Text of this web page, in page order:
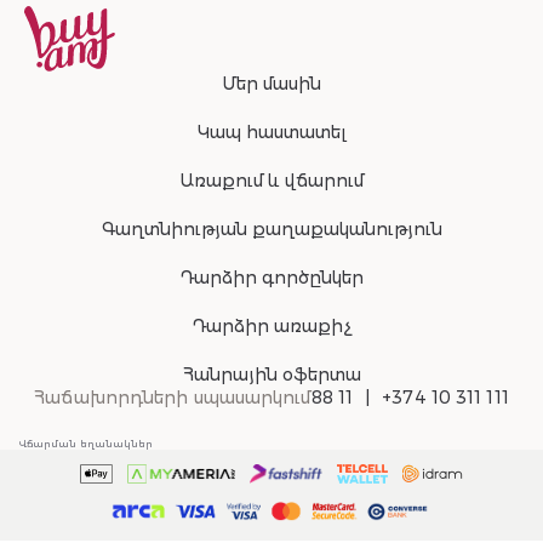
Մեր մասին
Կապ հաստատել
Առաքում և վճարում
Գաղտնիության քաղաքականություն
Դարձիր գործընկեր
Դարձիր առաքիչ
Հանրային օֆերտա
Հաճախորդների սպասարկում88 11 +374 10 311 111
Վճարման եղանակներ